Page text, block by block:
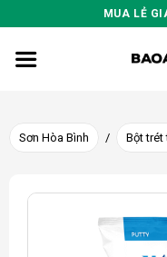
to
content
MUA LẺ
Sơn Hòa Bình / Bột trét